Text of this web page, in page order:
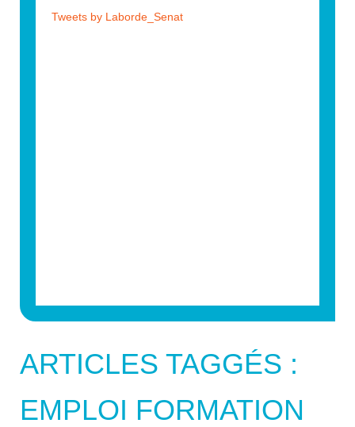
ARTICLES TAGGÉS :
EMPLOI FORMATION
Tweets by Laborde_Senat